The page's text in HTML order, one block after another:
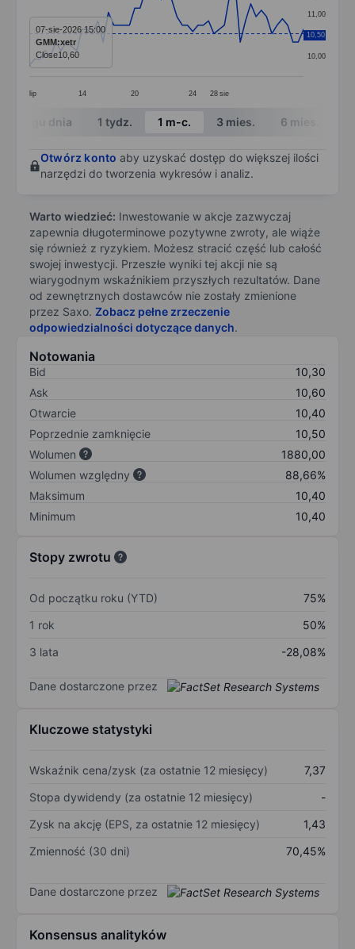
Line chart with 53 data points.
The chart has 1 X axis displaying categories.
The chart has 1 Y axis displaying values. Data
lip 14 20 24 28 sie
10,00
10,50
11,00
10,50
07-sie-2026 15:00
GMM:xetr
Close10,60
End of interactive chart.
W ciągu dnia 1 tydz. 1 m-c. 3 mies. 6 mies.
Otwórz konto aby uzyskać dostęp do większej ilości
narzędzi do tworzenia wykresów i analiz.
Warto wiedzieć: Inwestowanie w akcje zazwyczaj
zapewnia długoterminowe pozytywne zwroty, ale wiąże
się również z ryzykiem. Możesz stracić część lub całość
swojej inwestycji. Przeszłe wyniki tej akcji nie są
wiarygodnym wskaźnikiem przyszłych rezultatów. Dane
od zewnętrznych dostawców nie zostały zmienione
przez Saxo. Zobacz pełne zrzeczenie
odpowiedzialności dotyczące danych.
Notowania
Bid
10,30
Ask
10,60
Otwarcie
10,40
Poprzednie zamknięcie
10,50
Wolumen
1880,00
Wolumen względny
88,66%
Maksimum
10,40
Minimum
10,40
Stopy zwrotu
Od początku roku (YTD)
75%
1 rok
50%
3 lata
-28,08%
Dane dostarczone przez
Kluczowe statystyki
Wskaźnik cena/zysk (za ostatnie 12 miesięcy)
7,37
Stopa dywidendy (za ostatnie 12 miesięcy)
-
Zysk na akcję (EPS, za ostatnie 12 miesięcy)
1,43
Zmienność (30 dni)
70,45%
Dane dostarczone przez
Konsensus analityków